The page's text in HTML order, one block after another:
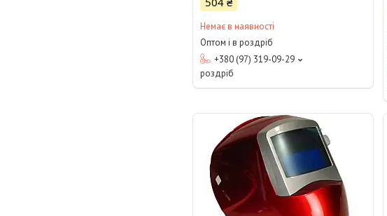
Немає в наявності
Оптом і в роздріб
+380 (97) 319-09-29
роздріб